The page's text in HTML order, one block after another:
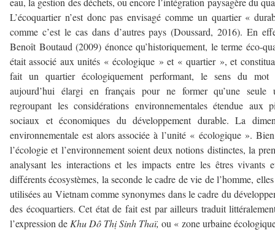
L’écoquartier n’est donc pas envisagé comme un quartier «
comme c’est le cas dans d’autres pays (Doussard, 2016). En
Benoît Boutaud (2009) énonce qu’historiquement, le terme éco-
était associé aux unités « écologique » et « quartier », et
fait un quartier écologiquement performant, le sens du mot
aujourd’hui élargi en français pour ne former qu’une seule
regroupant les considérations environnementales étendue aux
sociaux et économiques du développement durable. La
environnementale est alors associée à l’unité « écologique ».
l’écologie et l’environnement soient deux notions distinctes, la
analysant les interactions et les impacts entre les êtres vivants
différents écosystèmes, la seconde le cadre de vie de l’homme,
utilisées au Vietnam comme synonymes dans le cadre du
des écoquartiers. Cet état de fait est par ailleurs traduit
l’expression deKhu Dô ThịSinh Thaï, ou « zone urbaine